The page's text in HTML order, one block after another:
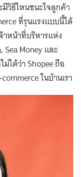
มีวิธีไหนชนะใจลูกค้า
ที่รุนแรงแบบนี้ได้
าหน้าที่บริหารแห่ง
Sea Money และ
ได้ว่า Shopee ถือ
ในบ้านเรา